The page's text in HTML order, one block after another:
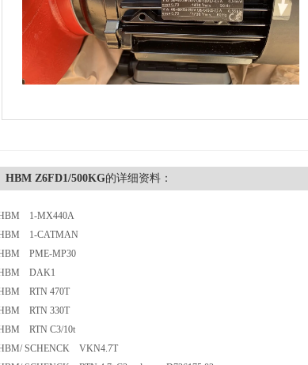
HBM Z6FD1/500KG的详细资料：
1-MX440A
1-CATMAN
PME-MP30
DAK1
RTN 470T
RTN 330T
RTN C3/10t
SCHENCK VKN4.7T